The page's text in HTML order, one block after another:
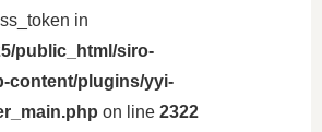
in
public_html/siro-
content/plugins/yyi-
on line 2322